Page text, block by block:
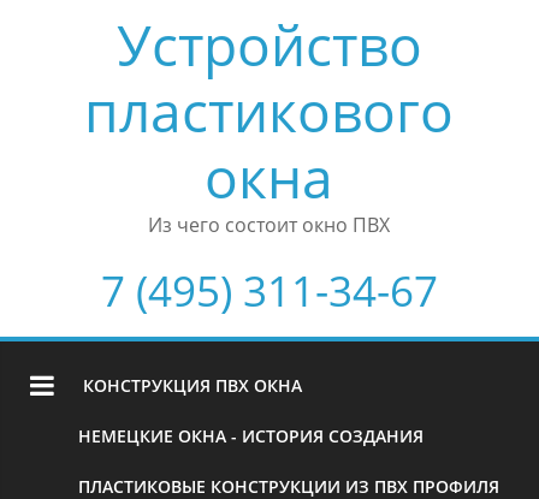
Устройство
пластикового
окна
Из чего состоит окно ПВХ
7 (495) 311-34-67
КОНСТРУКЦИЯ ПВХ ОКНА
НЕМЕЦКИЕ ОКНА - ИСТОРИЯ СОЗДАНИЯ
ПЛАСТИКОВЫЕ КОНСТРУКЦИИ ИЗ ПВХ ПРОФИЛЯ